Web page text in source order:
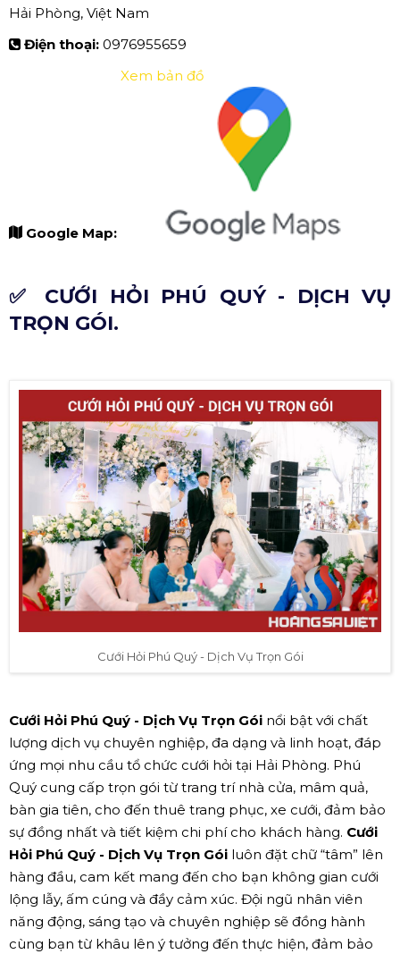
Hải Phòng, Việt Nam
Điện thoại: 0976955659
Google Map:
Xem bản đồ
✅ CƯỚI HỎI PHÚ QUÝ - DỊCH VỤ
TRỌN GÓI.
Cưới Hỏi Phú Quý - Dịch Vụ Trọn Gói
Cưới Hỏi Phú Quý - Dịch Vụ Trọn Gói nổi bật với chất
lượng dịch vụ chuyên nghiệp, đa dạng và linh hoạt, đáp
ứng mọi nhu cầu tổ chức cưới hỏi tại Hải Phòng. Phú
Quý cung cấp trọn gói từ trang trí nhà cửa, mâm quả,
bàn gia tiên, cho đến thuê trang phục, xe cưới, đảm bảo
sự đồng nhất và tiết kiệm chi phí cho khách hàng. Cưới
Hỏi Phú Quý - Dịch Vụ Trọn Gói luôn đặt chữ “tâm” lên
hàng đầu, cam kết mang đến cho bạn không gian cưới
lộng lẫy, ấm cúng và đầy cảm xúc. Đội ngũ nhân viên
năng động, sáng tạo và chuyên nghiệp sẽ đồng hành
cùng bạn từ khâu lên ý tưởng đến thực hiện, đảm bảo